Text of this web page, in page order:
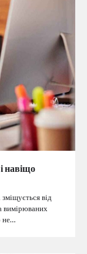
навіщо
від
вимірюваних
не…